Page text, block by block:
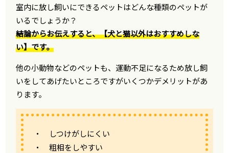
室内に放し飼いにできるペットはどんな種類のペットが
いるでしょうか？
結論からお伝えすると、【犬と猫以外はおすすめしな
い】です。
他の小動物などのペットも、運動不足になるため放し飼
いをしてあげたいところですがいくつかデメリットがあ
ります。
・ しつけがしにくい
・ 粗相をしやすい